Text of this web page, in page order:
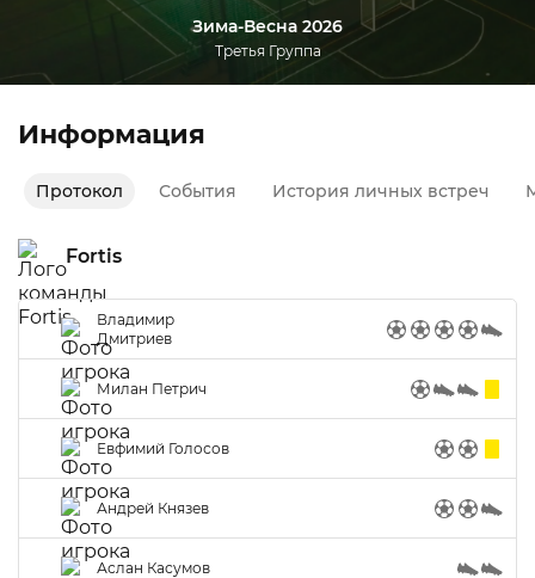
Зима-Весна 2026
Третья Группа
Информация
Протокол События История личных встреч
Fortis
Владимир
Дмитриев
Милан Петрич
Евфимий Голосов
Андрей Князев
Аслан Касумов